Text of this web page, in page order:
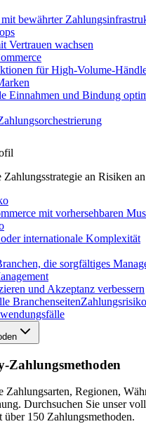
bewährter
Vertrauen wachsen
für High-Volume-
Einnahmen und Bindung
Zahlungsstrategie an Risiken an
mit vorhersehbaren
internationale Komplexität
die sorgfältiges
und Akzeptanz verbessern
Branchenseiten
Zahlungsmethoden
Zahlungsarten, Regionen,
Durchsuchen Sie unser
über 150 Zahlungsmethoden.